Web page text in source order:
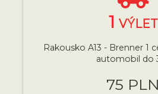
1 VÝLET
Rakousko A13 - Brenner 1
automobil do
75 PLN